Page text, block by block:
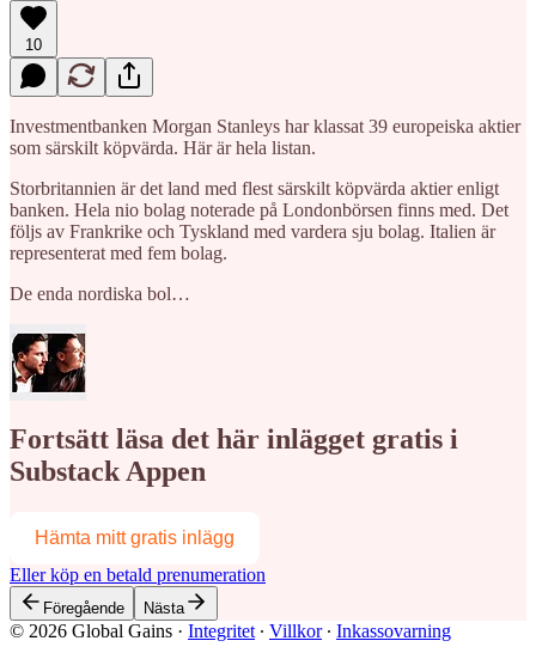
10
Investmentbanken Morgan Stanleys har klassat 39 europeiska aktier
som särskilt köpvärda. Här är hela listan.
Storbritannien är det land med flest särskilt köpvärda aktier enligt
banken. Hela nio bolag noterade på Londonbörsen finns med. Det
följs av Frankrike och Tyskland med vardera sju bolag. Italien är
representerat med fem bolag.
De enda nordiska bol…
Fortsätt läsa det här inlägget gratis i
Substack Appen
Hämta mitt gratis inlägg
Eller köp en betald prenumeration
Föregående Nästa
© 2026 Global Gains · Integritet ∙ Villkor∙ Inkassovarning